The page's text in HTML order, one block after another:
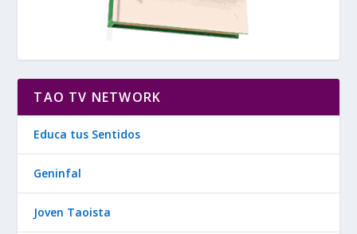
TAO TV NETWORK
Educa tus Sentidos
Geninfal
Joven Taoista